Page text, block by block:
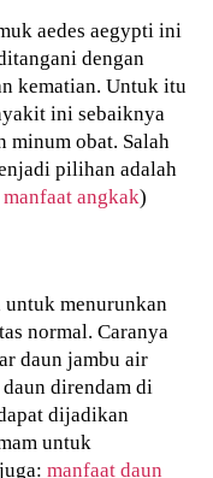
aedes aegypti ini
dengan
kematian. Untuk itu
ini sebaiknya
minum obat. Salah
pilihan adalah
manfaat angkak)
untuk menurunkan
normal. Caranya
daun jambu air
direndam di
dijadikan
untuk
juga:manfaat daun